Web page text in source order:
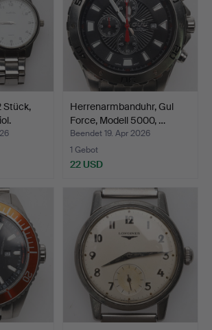
Stück,
Herrenarmbanduhr, Gul
Force, Modell 5000, …
Beendet 19. Apr 2026
1 Gebot
22 USD